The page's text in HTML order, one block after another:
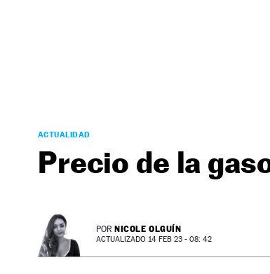
ACTUALIDAD
Precio de la
POR NICOLE OLGUÍN
ACTUALIZADO 14 FEB 23 - 08: 42